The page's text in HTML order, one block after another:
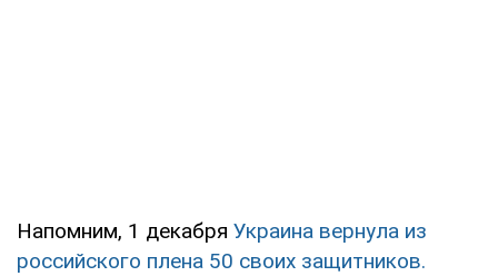
Напомним, 1 декабря Украина вернула из
российского плена 50 своих защитников.